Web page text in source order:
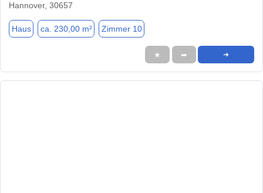
Hannover, 30657
Haus ca. 230,00 m² Zimmer 10
★ ➦ ➜